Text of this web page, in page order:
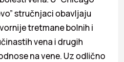
stručnjaci obavljaju
tretmane bolnih i
vena i drugih
na vene. Uz odlično